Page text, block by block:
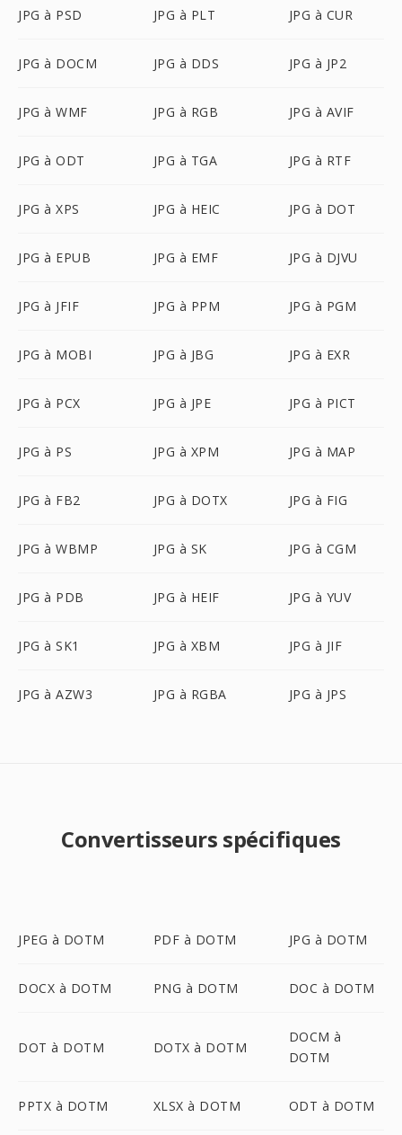
JPG à PSD JPG à PLT JPG à CUR
JPG à DOCM JPG à DDS JPG à JP2
JPG à WMF JPG à RGB JPG à AVIF
JPG à ODT JPG à TGA JPG à RTF
JPG à XPS JPG à HEIC JPG à DOT
JPG à EPUB JPG à EMF JPG à DJVU
JPG à JFIF JPG à PPM JPG à PGM
JPG à MOBI JPG à JBG JPG à EXR
JPG à PCX JPG à JPE JPG à PICT
JPG à PS JPG à XPM JPG à MAP
JPG à FB2 JPG à DOTX JPG à FIG
JPG à WBMP JPG à SK JPG à CGM
JPG à PDB JPG à HEIF JPG à YUV
JPG à SK1 JPG à XBM JPG à JIF
JPG à AZW3 JPG à RGBA JPG à JPS
Convertisseurs spécifiques
JPEG à DOTM PDF à DOTM JPG à DOTM
DOCX à DOTM PNG à DOTM DOC à DOTM
DOT à DOTM DOTX à DOTM
DOCM à
DOTM
PPTX à DOTM XLSX à DOTM ODT à DOTM